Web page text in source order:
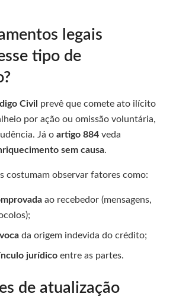
legais
tipo de
Civil prevê que comete ato ilícito
por ação ou omissão voluntária,
Já o artigo 884 veda
sem causa.
costumam observar fatores como:
ao recebedor (mensagens,
da origem indevida do crédito;
jurídico entre as partes.
de atualização